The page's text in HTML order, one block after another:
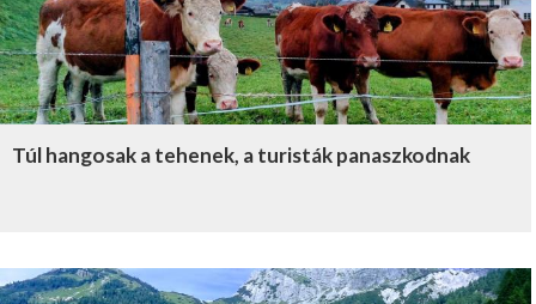
Túl hangosak a tehenek, a turisták panaszkodnak